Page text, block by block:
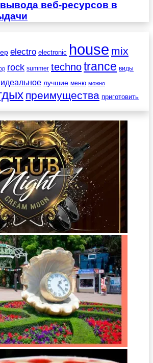
вывода веб-ресурсов в
electro electronic house mix
rock summer technotrance виды
идеальное лучшие меню можно
преимущества приготовить